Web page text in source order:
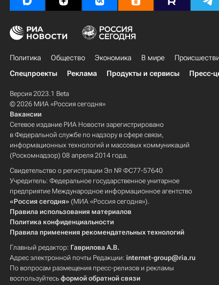
Политика Общество Экономика В мире
Спецпроекты
Реклама Продукты и сервисы Пресс-
Версия 2023.1 Beta
© 2026 МИА «Россия сегодня»
Вакансии
Сетевое издание РИА Новости зарегистрировано
в Федеральной службе по надзору в сфере связи,
информационных технологий и массовых коммуникаций
(Роскомнадзор) 08 апреля 2014 года.
Свидетельство о регистрации Эл № ФС77-57640
Учредитель: Федеральное государственное унитарное
предприятие Международное информационное агентство
«Россия сегодня» (МИА «Россия сегодня»).
Правила использования материалов
Политика конфиденциальности
Правила применения рекомендательных технологий
Главный редактор: Гаврилова А.В.
Адрес электронной почты Редакции: internet-group@ria.ru
По вопросам размещения пресс-релизов и рекламы
воспользуйтесьформой обратной связи